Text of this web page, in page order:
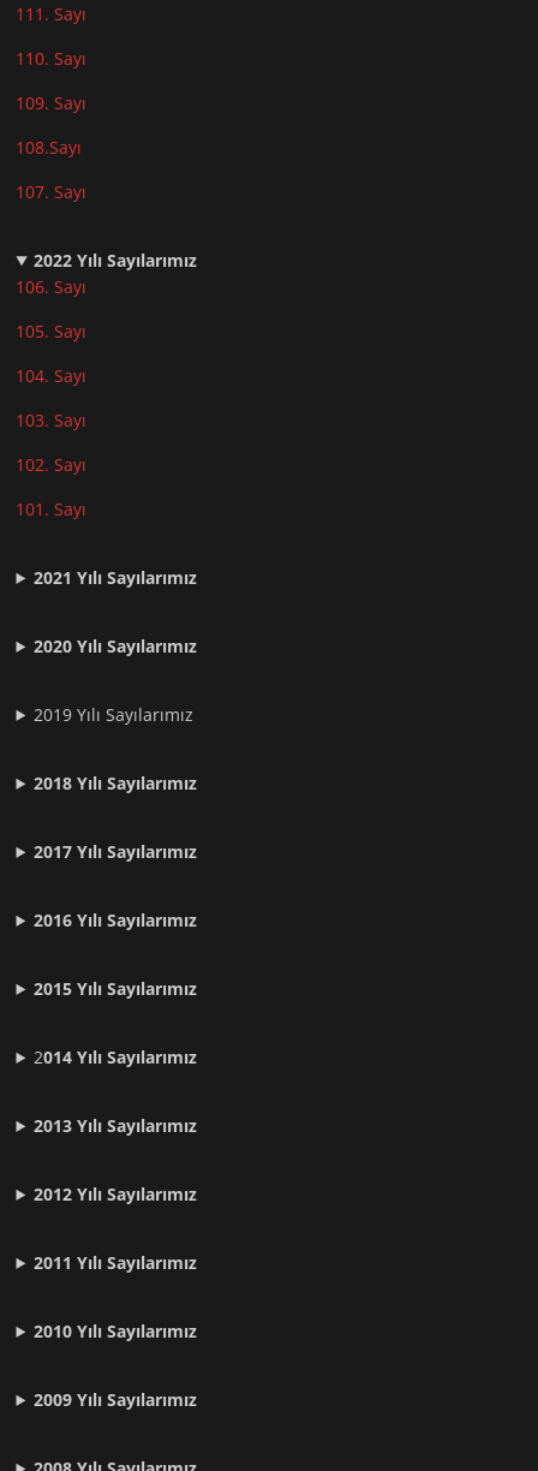
111. Sayı
110. Sayı
109. Sayı
108.Sayı
107. Sayı
2022 Yılı Sayılarımız
106. Sayı
105. Sayı
104. Sayı
103. Sayı
102. Sayı
101. Sayı
2021 Yılı Sayılarımız
2020 Yılı Sayılarımız
2019 Yılı Sayılarımız
2018 Yılı Sayılarımız
2017 Yılı Sayılarımız
2016 Yılı Sayılarımız
2015 Yılı Sayılarımız
2014 Yılı Sayılarımız
2013 Yılı Sayılarımız
2012 YılıSayılarımız
2011 YılıSayılarımız
2010 YılıSayılarımız
2009 YılıSayılarımız